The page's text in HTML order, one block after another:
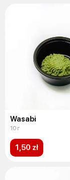
Wasabi
10 г
1,50 zł